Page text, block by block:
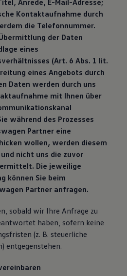
Anrede, E-Mail-Adresse;
Kontaktaufnahme durch
die Telefonnummer.
der Daten
eines
(Art. 6 Abs. 1 lit.
eines Angebots durch
Daten werden durch uns
mit Ihnen über
während des Prozesses
Partner eine
wollen, werden diesem
nicht uns die zuvor
Die jeweilige
können Sie beim
Partner anfragen.
sobald wir Ihre Anfrage zu
haben, sofern keine
(z. B. steuerliche
entgegenstehen.